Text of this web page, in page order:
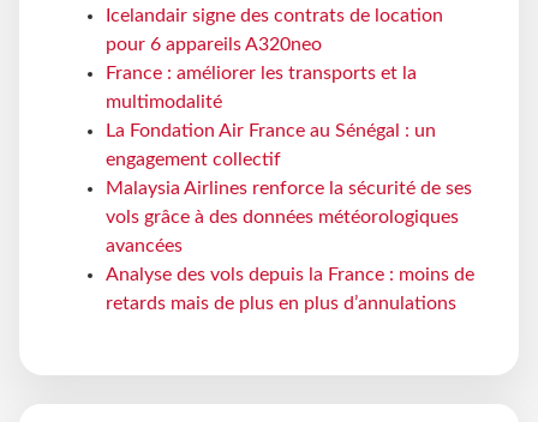
Icelandair signe des contrats de location
pour 6 appareils A320neo
France : améliorer les transports et la
multimodalité
La Fondation Air France au Sénégal : un
engagement collectif
Malaysia Airlines renforce la sécurité de ses
vols grâce à des données météorologiques
avancées
Analyse des vols depuis la France : moins de
retards mais de plus en plus d’annulations